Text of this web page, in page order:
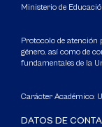
Ministerio de
Protocolo de atención
género, así como de
fundamentales de la
Carácter Académico:
DATOS DE